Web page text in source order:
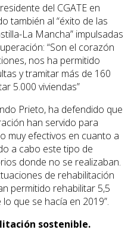
del CGATE en
también al “éxito de las
La Mancha” impulsadas
“Son el corazón
nos ha permitido
y tramitar más de 160
5.000 viviendas”
Prieto, ha defendido que
han servido para
muy efectivos en cuanto a
a cabo este tipo de
donde no se realizaban.
de rehabilitación
permitido rehabilitar 5,5
que se hacía en 2019”.
sostenible.